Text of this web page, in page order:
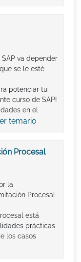
va depender
se le esté
potenciar tu
curso de SAP!
en el
temario
Procesal
la
Procesal
está
prácticas
los casos